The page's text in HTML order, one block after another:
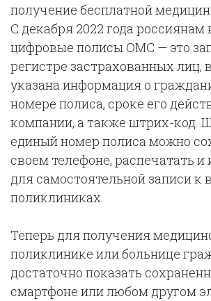
получение бесплатной
С декабря 2022 года
цифровые полисы ОМС — это
регистре застрахованных лиц,
указана информация о
номере полиса, сроке его
компании, а также штрих-код.
единый номер полиса можно
своем телефоне, распечатать и
для самостоятельной записи к
поликлиниках.
Теперь для получения
поликлинике или больнице
достаточно показать
смартфоне или любом другом